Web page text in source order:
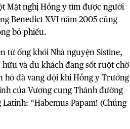
Mật nghị Hồng y tìm được người
Benedict XVI năm 2005 cũng
bỏ phiếu.
từ ống khói Nhà nguyện Sistine,
và du khách đang sốt ruột chờ
hô đã vang dội khi Hồng y Trưởng
của Vương cung Thánh đường
“Habemus Papam! (Chúng